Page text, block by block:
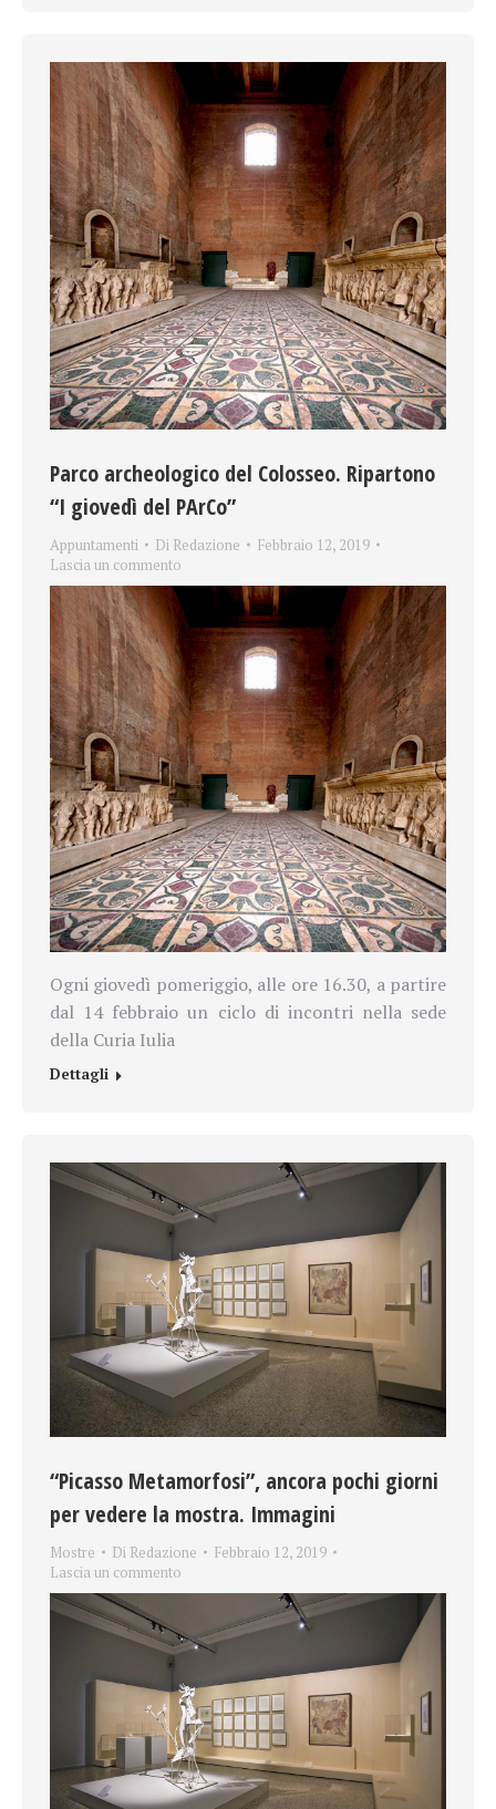
Parco archeologico del Colosseo. Ripartono
“I giovedì del PArCo”
Appuntamenti Di Redazione
Febbraio 12, 2019
Lascia un commento
Ogni giovedì pomeriggio, alle ore 16.30, a partire
dal 14 febbraio un ciclo di incontri nella sede
della Curia Iulia
Dettagli
“Picasso Metamorfosi”, ancora pochi giorni
per vedere la mostra. Immagini
Mostre Di Redazione
Febbraio 12, 2019
Lascia un commento